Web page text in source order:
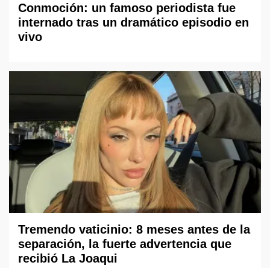
Conmoción: un famoso periodista fue
internado tras un dramático episodio en
vivo
Tremendo vaticinio: 8 meses antes de la
separación, la fuerte advertencia que
recibió La Joaqui